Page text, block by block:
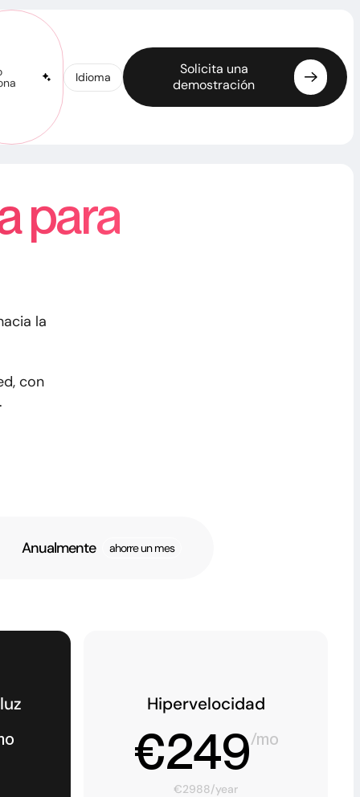
Idioma
Solicita una
demostración
para
la
con
Anualmente ahorre un mes
Hipervelocidad
€249/mo
€2988/year